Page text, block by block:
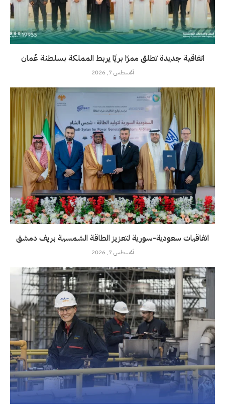
اتفاقية جديدة تطلق ممرًا بريًا يربط المملكة بسلطنة عُمان
أغسطس 7, 2026
اتفاقيات سعودية-سورية لتعزيز الطاقة الشمسية بريف دمشق
أغسطس 7, 2026